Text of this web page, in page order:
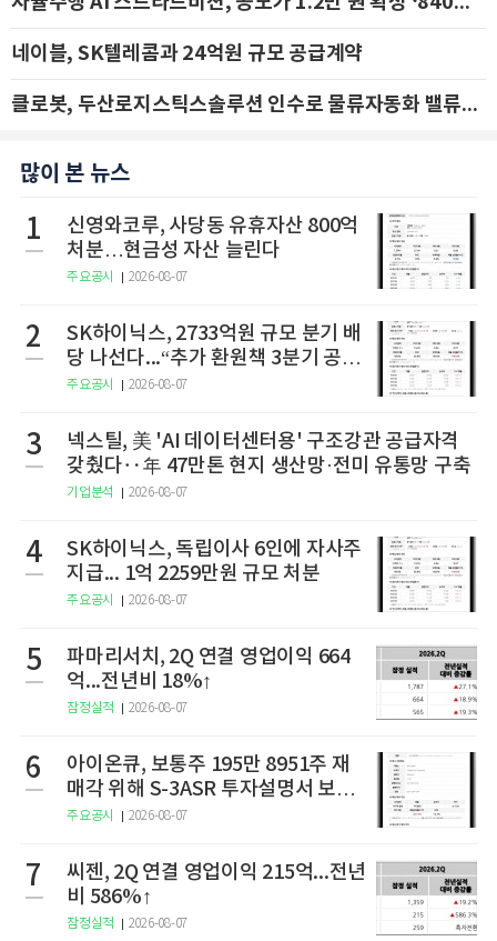
네이블, SK텔레콤과 24억원 규모 공급계약
클로봇, 두산로지스틱스솔루션 인수로 물류자동화 밸류체인 확장 추진 - IBK투자증권
많이 본 뉴스
1
신영와코루, 사당동 유휴자산 800억
처분…현금성 자산 늘린다
주요공시 2026-08-07
2
SK하이닉스, 2733억원 규모 분기 배
당 나선다...“추가 환원책 3분기 공
개”
주요공시 2026-08-07
3
넥스틸, 美 'AI 데이터센터용' 구조강관 공급자격
갖췄다‥年 47만톤 현지 생산망·전미 유통망 구축
기업분석 2026-08-07
4
SK하이닉스, 독립이사 6인에 자사주
지급... 1억 2259만원 규모 처분
주요공시 2026-08-07
5
파마리서치, 2Q 연결 영업이익 664
억...전년비 18%↑
잠정실적 2026-08-07
6
아이온큐, 보통주 195만 8951주 재
매각 위해 S-3ASR 투자설명서 보충
서 제출
주요공시 2026-08-07
7
씨젠, 2Q 연결 영업이익 215억...전년
비 586%↑
잠정실적 2026-08-07